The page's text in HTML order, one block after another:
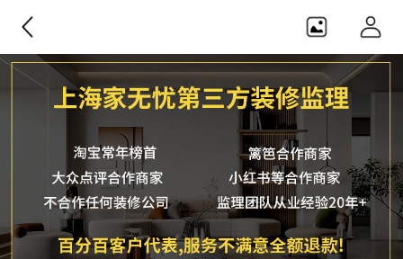
纯正第三方，不合作任何装修公